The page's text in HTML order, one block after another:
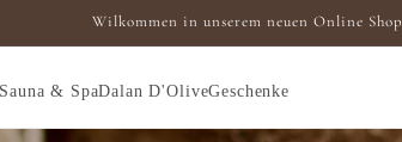
Wilkommen in unserem neuen Online Shop
Sauna & SpaDalan D'OliveGeschenke